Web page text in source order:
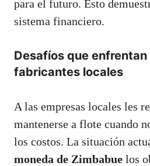
para el futuro. Esto
sistema financiero.
Desafíos que
fabricantes locales
A las empresas locales les
mantenerse a flote cuando
los costos. La situación
moneda de Zimbabue los